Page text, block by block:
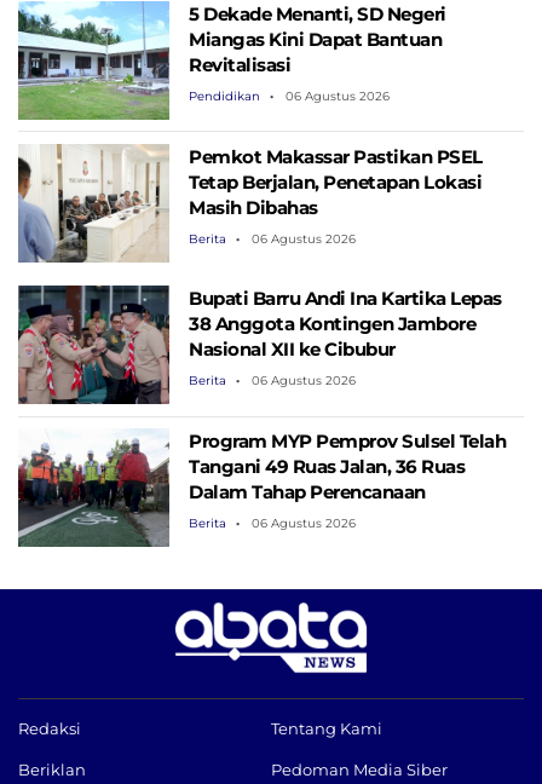
5 Dekade Menanti, SD Negeri
Miangas Kini Dapat Bantuan
Revitalisasi
Pendidikan 06 Agustus 2026
Pemkot Makassar Pastikan PSEL
Tetap Berjalan, Penetapan Lokasi
Masih Dibahas
Berita 06 Agustus 2026
Bupati Barru Andi Ina Kartika Lepas
38 Anggota Kontingen Jambore
Nasional XII ke Cibubur
Berita 06 Agustus 2026
Program MYP Pemprov Sulsel Telah
Tangani 49 Ruas Jalan, 36 Ruas
Dalam Tahap Perencanaan
Berita 06 Agustus 2026
Redaksi Tentang Kami
Beriklan Pedoman Media Siber